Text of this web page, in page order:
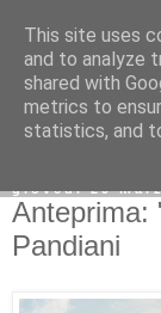
giovedì 29
Anteprima:
Pandiani
This site uses
and to analyze
shared with
metrics to
statistics, and